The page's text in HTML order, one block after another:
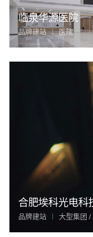
临泉华源医院
品牌建站 医院
合肥埃科光电科
品牌建站 大型集团 /